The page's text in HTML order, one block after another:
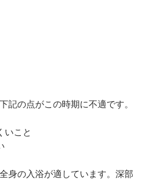
記の点がこの時期に不適です。
いこと
身の入浴が適しています。深部